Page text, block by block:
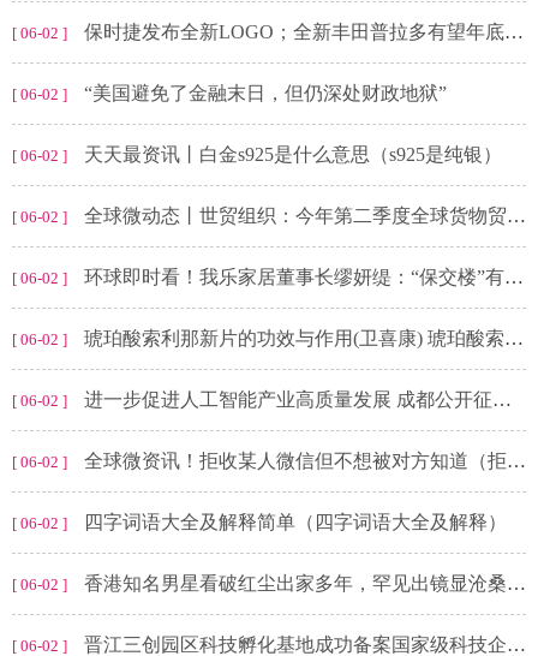
[ 06-02 ] 保时捷发布全新LOGO；全新丰田普拉多有望年底发布_观速讯
[ 06-02 ] “美国避免了金融末日，但仍深处财政地狱”
[ 06-02 ] 天天最资讯丨白金s925是什么意思（s925是纯银）
[ 06-02 ] 全球微动态丨世贸组织：今年第二季度全球货物贸易或好转
[ 06-02 ] 环球即时看！我乐家居董事长缪妍缇：“保交楼”有效激活家居消费需求，实现行业“由大到强”的转变
[ 06-02 ] 琥珀酸索利那新片的功效与作用(卫喜康) 琥珀酸索利那新片说明书
[ 06-02 ] 进一步促进人工智能产业高质量发展 成都公开征求意见
[ 06-02 ] 全球微资讯！拒收某人微信但不想被对方知道（拒收好友微信又不让对方知道）
[ 06-02 ] 四字词语大全及解释简单（四字词语大全及解释）
[ 06-02 ] 香港知名男星看破红尘出家多年，罕见出镜显沧桑，网友差点不敢认
[ 06-02 ] 晋江三创园区科技孵化基地成功备案国家级科技企业孵化器_滚动